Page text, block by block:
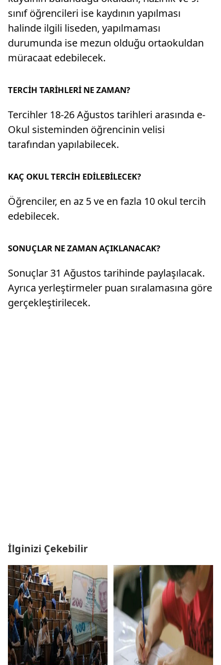
sınıf öğrencileri ise kaydının yapılması
halinde ilgili liseden, yapılmaması
durumunda ise mezun olduğu ortaokuldan
müracaat edebilecek.
TERCİH TARİHLERİ NE ZAMAN?
Tercihler 18-26 Ağustos tarihleri arasında e-
Okul sisteminden öğrencinin velisi
tarafından yapılabilecek.
KAÇ OKUL TERCİH EDİLEBİLECEK?
Öğrenciler, en az 5 ve en fazla 10 okul tercih
edebilecek.
SONUÇLAR NE ZAMAN AÇIKLANACAK?
Sonuçlar 31 Ağustos tarihinde paylaşılacak.
Ayrıca yerleştirmeler puan sıralamasına göre
gerçekleştirilecek.
İlginizi Çekebilir